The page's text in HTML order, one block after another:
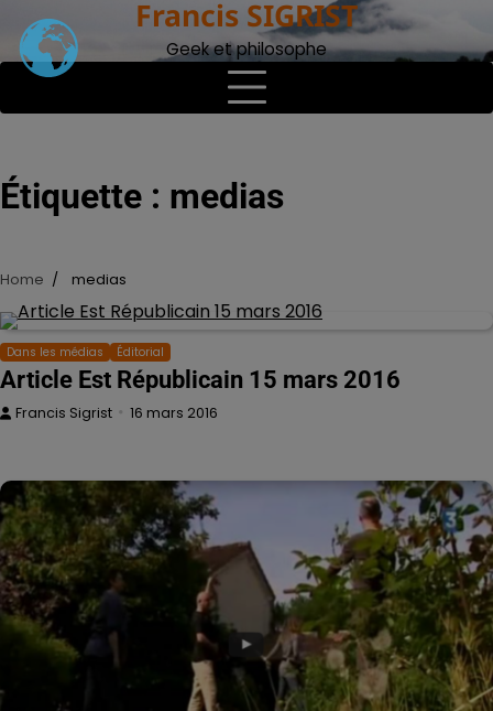
content
Francis SIGRIST
Geek et philosophe
Étiquette : medias
Home medias
Dans les médias Éditorial
Article Est Républicain 15 mars 2016
Francis Sigrist 16 mars 2016